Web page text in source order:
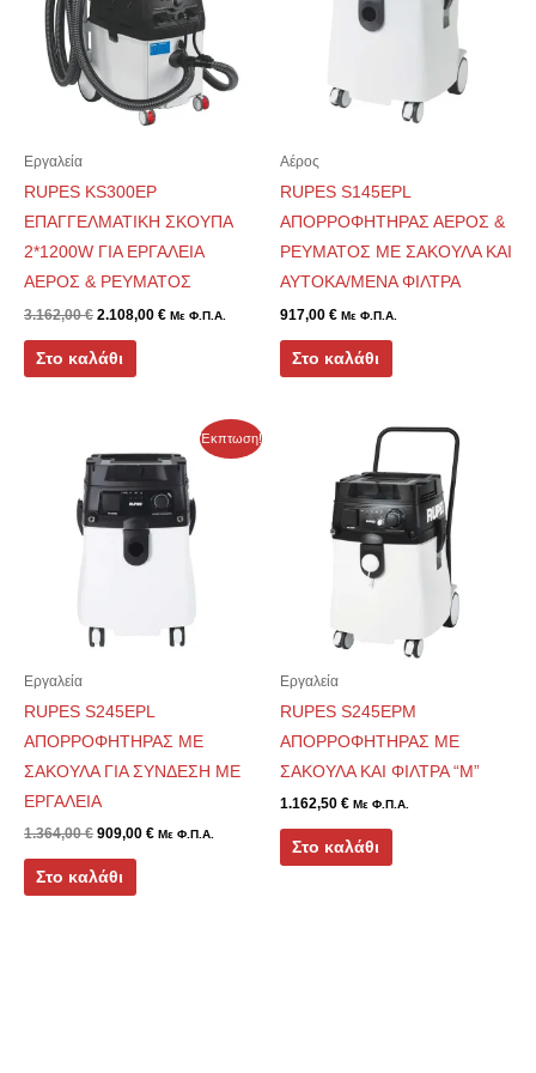
Εργαλεία
RUPES KS300EP
ΕΠΑΓΓΕΛΜΑΤΙΚΗ ΣΚΟΥΠΑ
2*1200W ΓΙΑ ΕΡΓΑΛΕΙΑ
ΑΕΡΟΣ & ΡΕΥΜΑΤΟΣ
3.162,00€ 2.108,00 € Με Φ.Π.Α.
Στο καλάθι
Αέρος
RUPES S145EPL
ΑΠΟΡΡΟΦΗΤΗΡΑΣ ΑΕΡΟΣ &
ΡΕΥΜΑΤΟΣ ΜΕ ΣΑΚΟΥΛΑ ΚΑΙ
ΑΥΤΟΚΑ/ΜΕΝΑ ΦΙΛΤΡΑ
917,00 € Με Φ.Π.Α.
Στο καλάθι
Έκπτωση!
Εργαλεία
RUPES S245EPL
ΑΠΟΡΡΟΦΗΤΗΡΑΣ ΜΕ
ΣΑΚΟΥΛΑ ΓΙΑ ΣΥΝΔΕΣΗ ΜΕ
ΕΡΓΑΛΕΙΑ
1.364,00€
price
was:
1.364,00 €.
909,00 €
τρέχουσα
τιμή
είναι:
909,00 €.
Με Φ.Π.Α.
Στο καλάθι
Εργαλεία
RUPES S245EPM
ΑΠΟΡΡΟΦΗΤΗΡΑΣ ΜΕ
ΣΑΚΟΥΛΑ ΚΑΙ ΦΙΛΤΡΑ “Μ”
1.162,50 € Με Φ.Π.Α.
Στο καλάθι